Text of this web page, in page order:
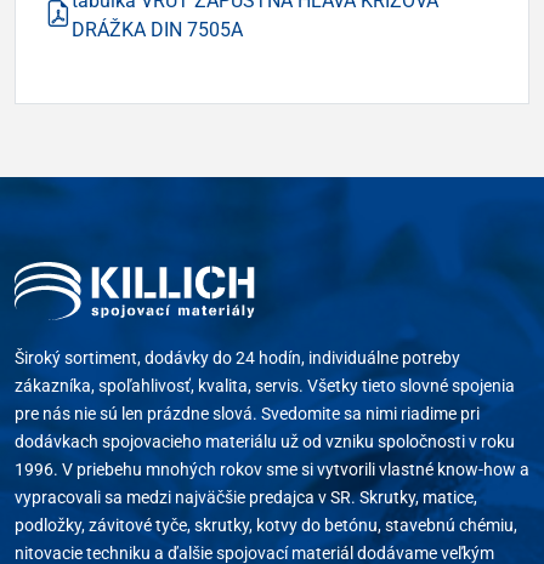
DRÁŽKA DIN 7505A
Široký sortiment, dodávky do 24 hodín, individuálne potreby
zákazníka, spoľahlivosť, kvalita, servis. Všetky tieto slovné spojenia
pre nás nie sú len prázdne slová. Svedomite sa nimi riadime pri
dodávkach spojovacieho materiálu už od vzniku spoločnosti v roku
1996. V priebehu mnohých rokov sme si vytvorili vlastné know-how a
vypracovali sa medzi najväčšie predajca v SR. Skrutky, matice,
podložky, závitové tyče, skrutky, kotvy do betónu, stavebnú chémiu,
nitovacie techniku a ďalšie spojovací materiál dodávame veľkým